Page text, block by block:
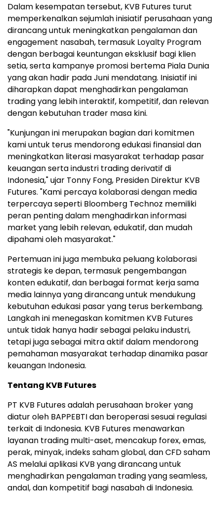
Dalam kesempatan tersebut, KVB Futures turut
memperkenalkan sejumlah inisiatif perusahaan yang
dirancang untuk meningkatkan pengalaman dan
engagement nasabah, termasuk Loyalty Program
dengan berbagai keuntungan eksklusif bagi klien
setia, serta kampanye promosi bertema Piala Dunia
yang akan hadir pada Juni mendatang. Inisiatif ini
diharapkan dapat menghadirkan pengalaman
trading yang lebih interaktif, kompetitif, dan relevan
dengan kebutuhan trader masa kini.
"Kunjungan ini merupakan bagian dari komitmen
kami untuk terus mendorong edukasi finansial dan
meningkatkan literasi masyarakat terhadap pasar
keuangan serta industri trading derivatif di
Indonesia," ujar Tonny Fong, Presiden Direktur KVB
Futures. "Kami percaya kolaborasi dengan media
terpercaya seperti Bloomberg Technoz memiliki
peran penting dalam menghadirkan informasi
market yang lebih relevan, edukatif, dan mudah
dipahami oleh masyarakat."
Pertemuan ini juga membuka peluang kolaborasi
strategis ke depan, termasuk pengembangan
konten edukatif, dan berbagai format kerja sama
media lainnya yang dirancang untuk mendukung
kebutuhan edukasi pasar yang terus berkembang.
Langkah ini menegaskan komitmen KVB Futures
untuk tidak hanya hadir sebagai pelaku industri,
tetapi juga sebagai mitra aktif dalam mendorong
pemahaman masyarakat terhadap dinamika pasar
keuangan Indonesia.
Tentang KVB Futures
PT KVB Futures adalah perusahaan broker yang
diatur oleh BAPPEBTI dan beroperasi sesuai regulasi
terkait di Indonesia. KVB Futures menawarkan
layanan trading multi-aset, mencakup forex, emas,
perak, minyak, indeks saham global, dan CFD saham
AS melalui aplikasi KVB yang dirancang untuk
menghadirkan pengalaman trading yang seamless,
andal, dan kompetitif bagi nasabah di Indonesia.